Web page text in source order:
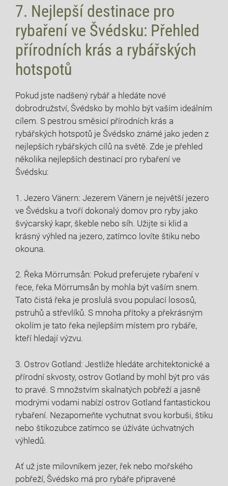
7. Nejlepší destinace pro
rybaření ve Švédsku: Přehled
přírodních‍ krás a rybářských
hotspotů
Pokud ⁣jste‍ nadšený rybář ​a hledáte nové
⁤dobrodružství, Švédsko by mohlo být vaším ideálním‍
cílem.⁢ S pestrou směsicí přírodních krás a⁣
rybářských hotspotů‌ je‌ Švédsko známé jako jeden z
nejlepších rybářských cílů na světě. Zde je přehled
několika nejlepších destinací pro rybaření ve
Švédsku:
1. Jezero ​Vänern: Jezerem ⁢Vänern je největší jezero
ve Švédsku ​a tvoří dokonalý domov pro ryby jako
švýcarský ‌kapr, škeble nebo síh. Užijte⁤ si klid a
krásný výhled na jezero,‍ zatímco lovíte štiku‍ nebo
okouna.
2. Řeka Mörrumsån: Pokud preferujete rybaření v
⁣řece, řeka Mörrumsån​ by mohla být ​vaším snem.
Tato čistá řeka je⁤ proslulá svou ‌populací lososů,
pstruhů a střevlíků. S mnoha přítoky⁣ a překrásným⁢
okolím je tato řeka⁤ nejlepším místem pro rybáře,
kteří hledají⁢ výzvu.
3.‌ Ostrov Gotland: Jestliže ⁢hledáte architektonické a
přírodní skvosty, ostrov Gotland by mohl být pro vás
to​ pravé. S‌ množstvím skalnatých pobřeží a jasně
modrými vodami nabízí ostrov Gotland fantastickou
rybaření. Nezapomeňte‌ vychutnat svou korbuši, štiku
nebo štikozubce zatímco se⁢ úžíváte úchvatných
výhledů.
Ať už jste milovníkem​ jezer, řek nebo mořského
pobřeží, Švédsko má pro rybáře připravené